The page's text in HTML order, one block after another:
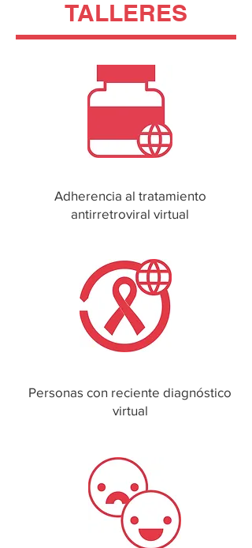
TALLERES
Adherencia al tratamiento
antirretroviral virtual
Personas con reciente diagnóstico
virtual